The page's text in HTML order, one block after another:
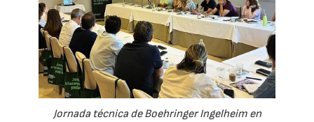
Jornada técnica de Boehringer Ingelheim en